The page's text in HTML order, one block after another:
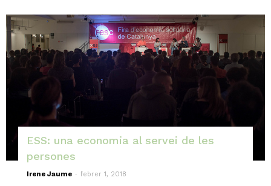
ESS: una economia al servei de les
persones
Irene Jaume - febrer 1, 2018